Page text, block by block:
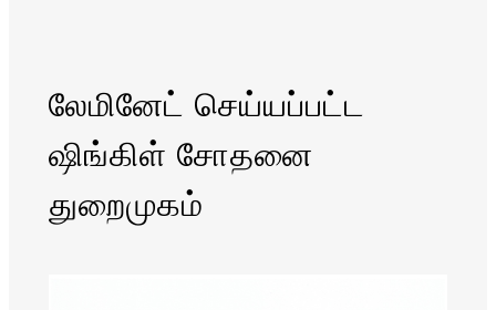
லேமினேட் செய்யப்பட்ட
ஷிங்கிள் சோதனை
துறைமுகம்